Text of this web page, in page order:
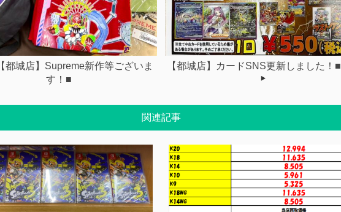
【都城店】Supreme新作等ございま
す！■
【都城店】カードSNS更新しました！■
関連記事